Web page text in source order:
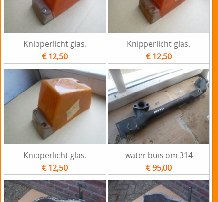
Knipperlicht glas.
€ 12,50
Knipperlicht glas.
€ 12,50
Knipperlicht glas.
€ 12,50
water buis om 314
€ 95,00